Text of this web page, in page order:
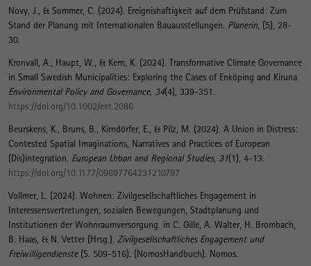
Novy, J., & Sommer, C. (2024). Ereignishaftigkeit auf dem Prüfstand: Zum
Stand der Planung mit Internationalen Bauausstellungen Planerin , (5), 28-
30.
Kronvall, A. , Haupt, W. , & Kern, K. (2024). Transformative Climate Governance
in Small Swedish Municipalities: Exploring the Cases of Enköping and Kiruna
Environmental Policy and Governance, 34(4), 339-351.
https://doi.org/10.1002/eet.2086
Beurskens, K., Bruns, B., Kirndörfer, E. , & Pilz, M. (2024). A Union in Distress:
Contested Spatial Imaginations, Narratives and Practices of European
(Dis)integration European Urban and Regional Studies, 31(1), 4-13.
https://doi.org/10.1177/09697764231210797
Vollmer, L. (2024). Wohnen: Zivilgesellschaftliches Engagement in
Interessensvertretungen, sozialen Bewegungen, Stadtplanung und
Institutionen der Wohnraumversorgung . in C. Gille, A. Walter, H. Brombach,
B. Haas, & N. Vetter (Hrsg.), Zivilgesellschaftliches Engagement und
Freiwilligendienste (S. 509-516). (NomosHandbuch). Nomos.